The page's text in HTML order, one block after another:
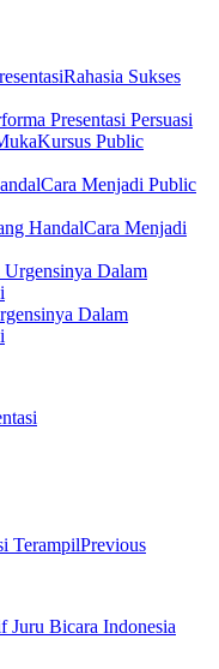
Rahasia Sukses
Presentasi Persuasi
Kursus Public
Cara Menjadi Public
Cara Menjadi
Dalam
Previous